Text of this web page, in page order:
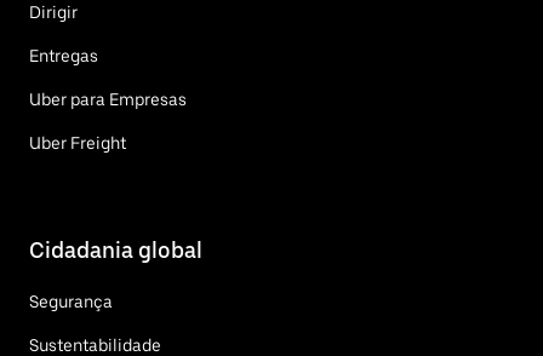
Dirigir
Entregas
Uber para Empresas
Uber Freight
Cidadania global
Segurança
Sustentabilidade